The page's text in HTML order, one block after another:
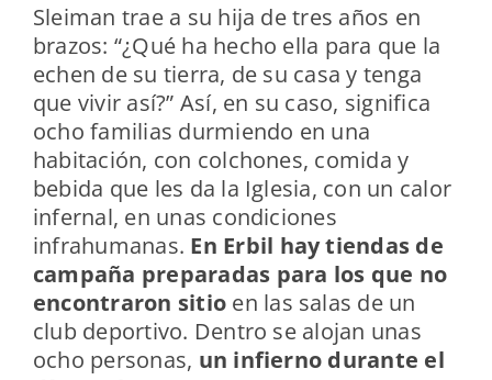
Sleiman trae a su hija de tres años en
brazos: “¿Qué ha hecho ella para que la
echen de su tierra, de su casa y tenga
que vivir así?” Así, en su caso, significa
ocho familias durmiendo en una
habitación, con colchones, comida y
bebida que les da la Iglesia, con un calor
infernal, en unas condiciones
infrahumanas. En Erbil hay tiendas de
campaña preparadas para los que no
encontraron sitio en las salas de un
club deportivo. Dentro se alojan unas
ocho personas, un infierno durante el